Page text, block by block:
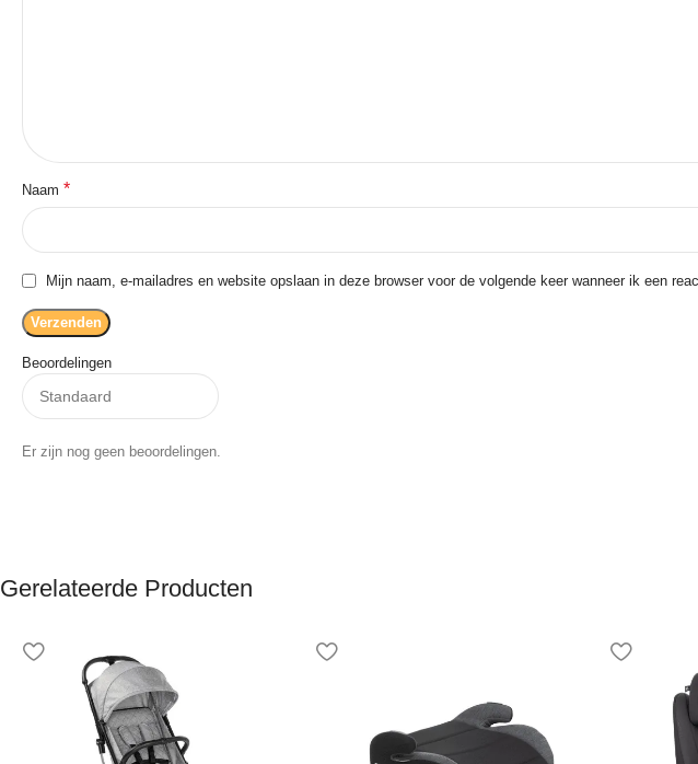
Beoordelingen
Er zijn nog geen beoordelingen.
Naam *
Mijn naam, e-mailadres en website opslaan in deze browser voor de volgende keer wanneer ik een
Gerelateerde Producten